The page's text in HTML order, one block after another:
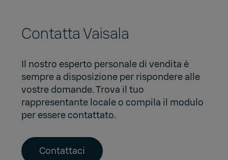
Contatta Vaisala
Il nostro esperto personale di vendita è
sempre a disposizione per rispondere alle
vostre domande. Trova il tuo
rappresentante locale o compila il modulo
per essere contattato.
Contattaci